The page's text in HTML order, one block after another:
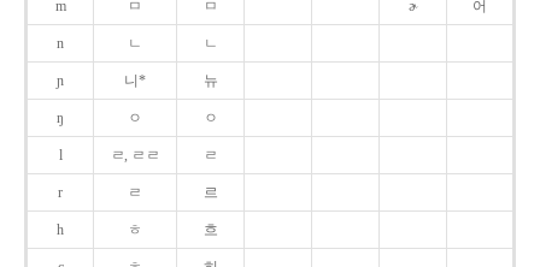
m ㅁ ㅁ ɚ 어
n ㄴ ㄴ
ɲ 니* 뉴
ŋ ㅇ ㅇ
l ㄹ, ㄹㄹ ㄹ
r ㄹ 르
h ㅎ 흐